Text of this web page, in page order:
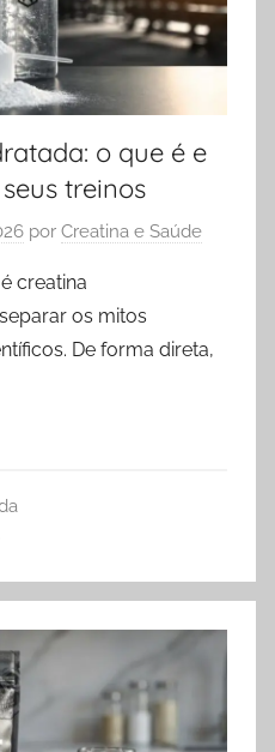
o que é e
treinos
por Creatina e Saúde
creatina
os mitos
De forma direta,